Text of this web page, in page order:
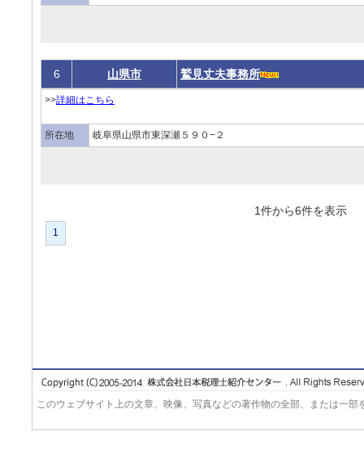
6 山県市 鷲見丈夫事務所
>>詳細はこちら
所在地 岐阜県山県市東深瀬５９０−２
1件から6件を表
1
このウェブサイト上の文章、映像、写真などの著作物の全部、または一